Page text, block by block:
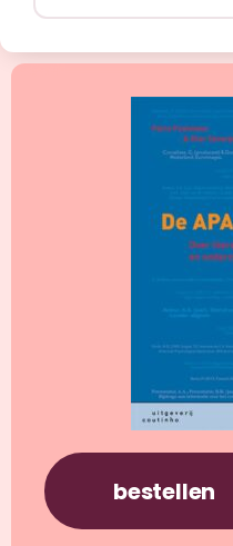
bestellen